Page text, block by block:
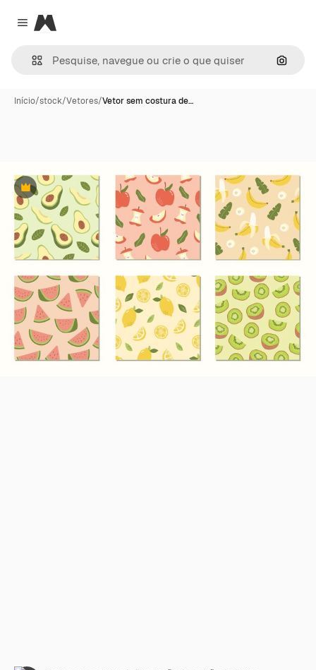
Close menu
Magnific
Início/stock/Vetores/Vetor sem costura de…
Premium